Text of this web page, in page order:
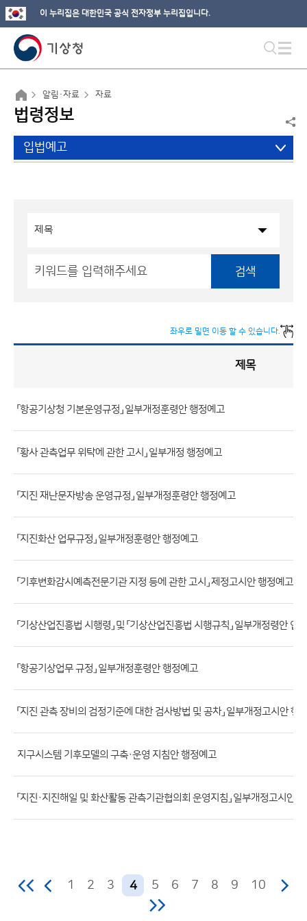
이 누리집은 대한민국 공식 전자정부 누리집입니다.
알림·자료 자료
법령정보
입법예고
검색
좌우로 밀면 이동 할 수 있습니다.
시
판
목
록
호,
등
록
부
첨
일,
등
록
조
제목
「항공기상청 기본운영규정」 일부개정훈령안 행정예고
「황사 관측업무 위탁에 관한 고시」 일부개정 행정예고
「지진 재난문자방송 운영규정」 일부개정훈령안 행정예고
「지진화산 업무규정」 일부개정훈령안 행정예고
「기후변화감시예측전문기관 지정 등에 관한 고시」 제정고시안 행정예고 알
「기상산업진흥법 시행령」 및 「기상산업진흥법 시행규칙」 일부개정령안 입
「항공기상업무 규정」 일부개정훈령안 행정예고
「지진 관측 장비의 검정기준에 대한 검사방법 및 공차」 일부개정고시안 행
지구시스템 기후모델의 구축·운영 지침안 행정예고
「지진·지진해일 및 화산활동 관측기관협의회 운영지침」 일부개정고시안
1 2 3 4 5 6 7 8 9 10